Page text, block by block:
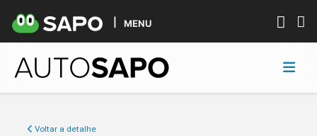
MENU
Voltar a detalhe